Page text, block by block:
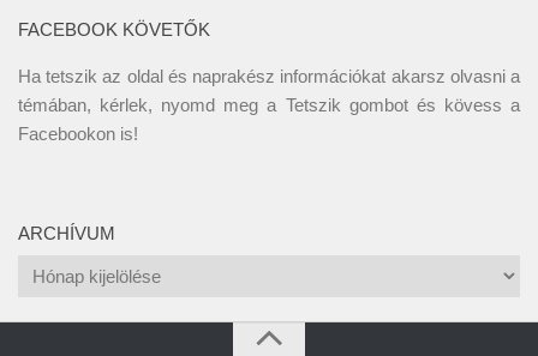
FACEBOOK KÖVETŐK
Ha tetszik az oldal és naprakész információkat akarsz olvasni a
témában, kérlek, nyomd meg a Tetszik gombot és kövess a
Facebookon is!
ARCHÍVUM
Archívum